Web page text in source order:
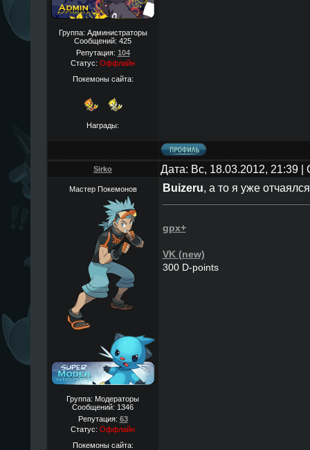
Группа: Администраторы
Сообщений: 425
Репутация: 104
Статус: Оффлайн
Покемоны сайта:
Награды:
Sirko Дата: Вс, 18.03.2012, 21:39
Мастер Покемонов
Группа: Модераторы
Сообщений: 1346
Репутация: 63
Статус: Оффлайн
Покемоны сайта:
Buizeru, а то я уже
gpx+
VK (new)
300 D-points